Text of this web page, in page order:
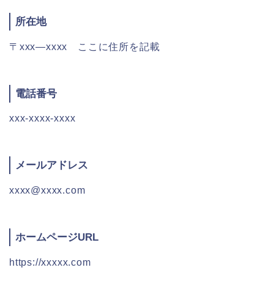
所在地
〒xxx―xxxx ここに住所を記載
電話番号
xxx-xxxx-xxxx
メールアドレス
xxxx@xxxx.com
ホームページURL
https://xxxxx.com